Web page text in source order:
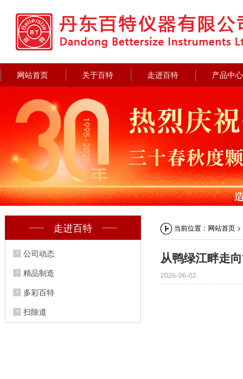
网站首页 关于百特 走进百特 产品中心
走进百特
公司动态
精品制造
多彩百特
扫除道
当前位置： 网站首页 >
从鸭绿江畔走
2026-06-02